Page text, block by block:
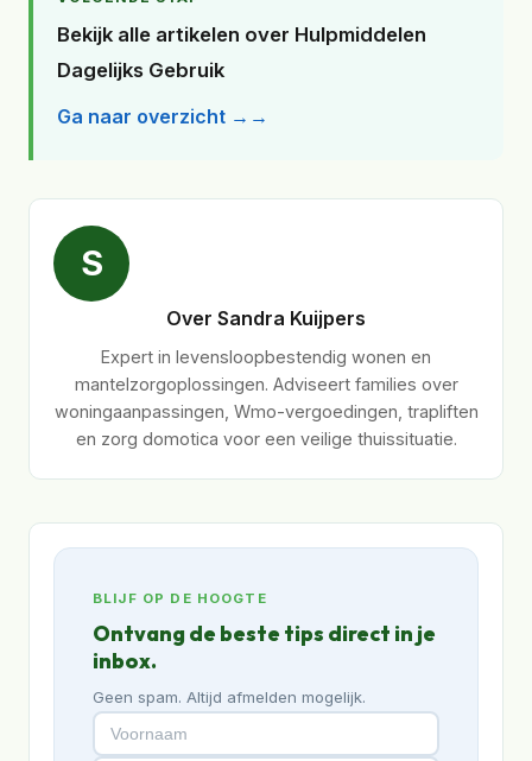
Bekijk alle artikelen over Hulpmiddelen
Dagelijks Gebruik
Ga naar overzicht →
S
Over Sandra Kuijpers
Expert in levensloopbestendig wonen en
mantelzorgoplossingen. Adviseert families over
woningaanpassingen, Wmo-vergoedingen, trapliften
en zorg domotica voor een veilige thuissituatie.
BLIJF OP DE HOOGTE
Ontvang de beste tips direct in je
inbox.
Geen spam. Altijd afmelden mogelijk.